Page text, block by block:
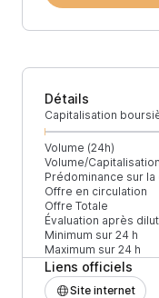
Détails
Capitalisation
Volume (24h)
Volume/
Prédominance sur la
Offre en circulation
Offre Totale
Évaluation après
Minimum sur 24 h
Maximum sur 24 h
Liens officiels
Site internet